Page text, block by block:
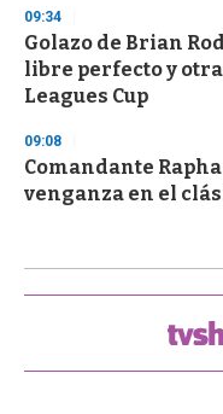
09:34
Golazo de Brian
libre perfecto y
Leagues Cup
09:08
Comandante
venganza en el